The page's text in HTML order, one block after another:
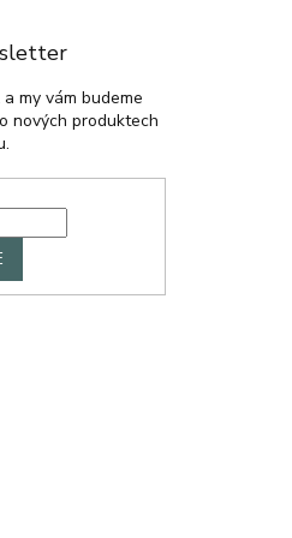
my vám budeme
nových produktech